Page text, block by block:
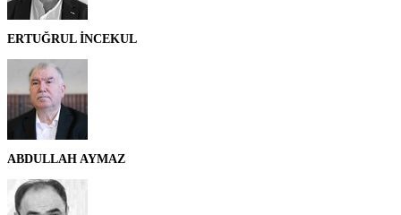
ERTUĞRUL İNCEKUL
ABDULLAH AYMAZ